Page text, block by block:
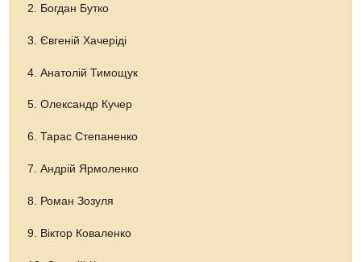
2. Богдан Бутко
3. Євгеній Хачеріді
4. Анатолій Тимощук
5. Олександр Кучер
6. Тарас Степаненко
7. Андрій Ярмоленко
8. Роман Зозуля
9. Віктор Коваленко